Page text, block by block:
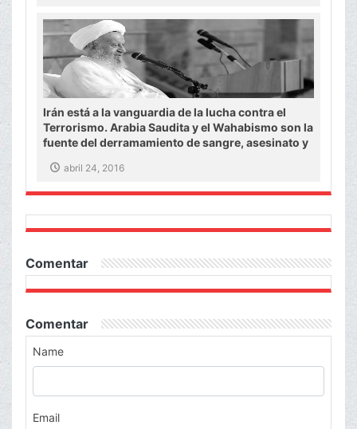
Irán está a la vanguardia de la lucha contra el
Terrorismo. Arabia Saudita y el Wahabismo son la
fuente del derramamiento de sangre, asesinato y
abril 24, 2016
Comentar
Comentar
Name
Email